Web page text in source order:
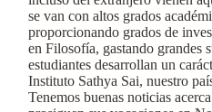
se van con altos grados
proporcionando grados de
en Filosofía, gastando grandes
estudiantes desarrollan un
Instituto Sathya Sai, nuestro
Tenemos buenas noticias